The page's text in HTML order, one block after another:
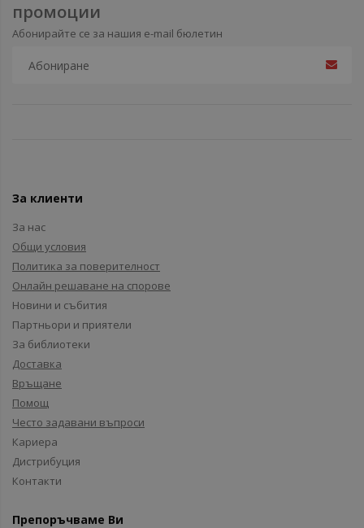
промоции
Абонирайте се за нашия e-mail бюлетин
За клиенти
За нас
Общи условия
Политика за поверителност
Онлайн решаване на спорове
Новини и събития
Партньори и приятели
За библиотеки
Доставка
Връщане
Помощ
Често задавани въпроси
Кариера
Дистрибуция
Контакти
Препоръчваме Ви